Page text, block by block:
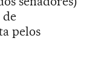
de
pelos